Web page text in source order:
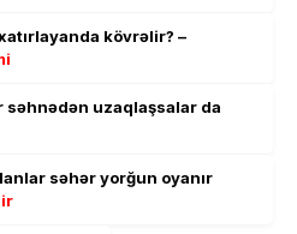
kövrəlir? –
səhnədən uzaqlaşsalar da
səhər yorğun oyanır